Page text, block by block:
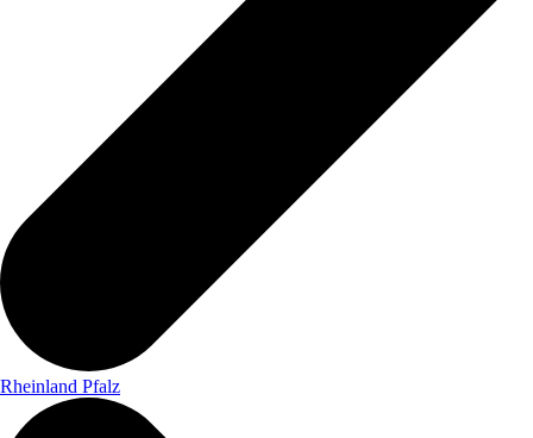
Rheinland Pfalz